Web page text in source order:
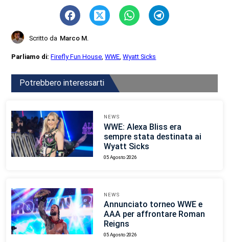
Scritto da Marco M.
Parliamo di:Firefly Fun House,WWE,Wyatt Sicks
Potrebbero interessarti
NEWS
WWE: Alexa Bliss era
sempre stata destinata ai
Wyatt Sicks
05 Agosto 2026
NEWS
Annunciato torneo WWE e
AAA per affrontare Roman
Reigns
05 Agosto 2026